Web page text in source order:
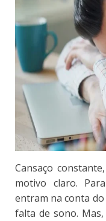
Cansaço
motivo claro.
entram na conta
falta de sono.